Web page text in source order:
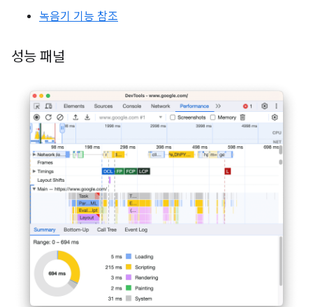
녹음기 기능 참조
성능 패널